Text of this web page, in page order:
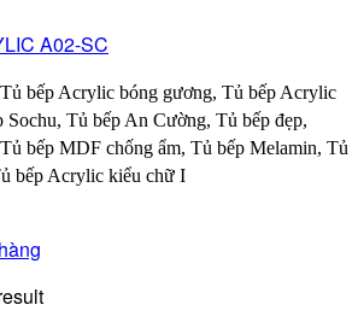
A02-SC
bếp Acrylic bóng gương, Tủ bếp Acrylic
Sochu, Tủ bếp An Cường, Tủ bếp đẹp,
bếp MDF chống ẩm, Tủ bếp Melamin, Tủ
bếp Acrylic kiểu chữ I